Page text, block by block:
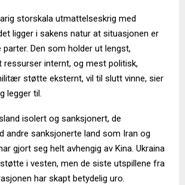
storskala utmattelseskrig med
ligger i sakens natur at situasjonen er
Den som holder ut lengst,
ressurser internt, og mest politisk,
støtte eksternt, vil til slutt vinne, sier
legger til.
isolert og sanksjonert, de
andre sanksjonerte land som Iran og
gjort seg helt avhengig av Kina. Ukraina
i vesten, men de siste utspillene fra
har skapt betydelig uro.